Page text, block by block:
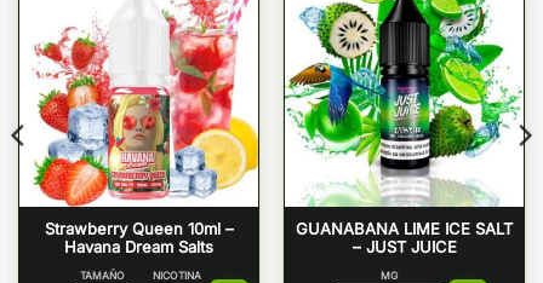
Strawberry Queen 10ml –
Havana Dream Salts
TAMAÑO NICOTINA
GUANABANA LIME ICE SALT
– JUST JUICE
MG